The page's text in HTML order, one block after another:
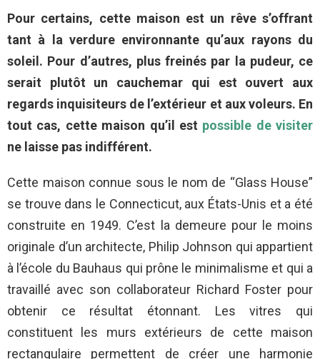
Pour certains, cette maison est un rêve s’offrant
tant à la verdure environnante qu’aux rayons du
soleil. Pour d’autres, plus freinés par la pudeur, ce
serait plutôt un cauchemar qui est ouvert aux
regards inquisiteurs de l’extérieur et aux voleurs. En
tout cas, cette maison qu’il est possible de visiter
ne laisse pas indifférent.
Cette maison connue sous le nom de “Glass House”
se trouve dans le Connecticut, aux États-Unis et a été
construite en 1949. C’est la demeure pour le moins
originale d’un architecte, Philip Johnson qui appartient
à l’école du Bauhaus qui prône le minimalisme et qui a
travaillé avec son collaborateur Richard Foster pour
obtenir ce résultat étonnant. Les vitres qui
constituent les murs extérieurs de cette maison
rectangulaire permettent de créer une harmonie